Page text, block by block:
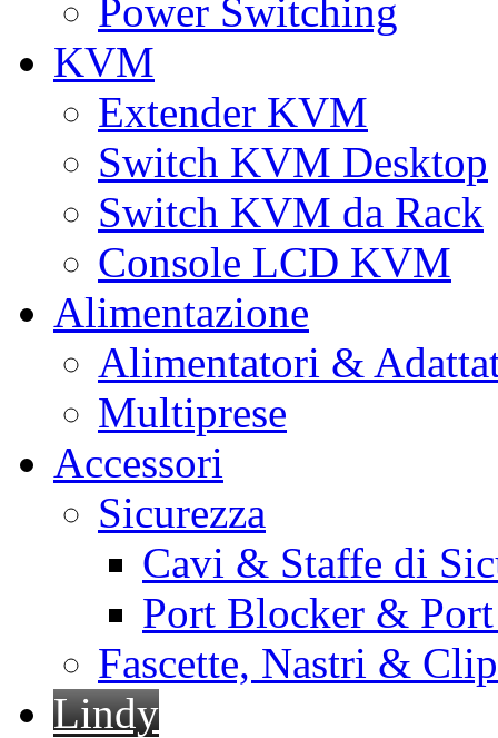
Power Switching
KVM
Extender KVM
Switch KVM Desktop
Switch KVM da Rack
Console LCD KVM
Alimentazione
Alimentatori &
Multiprese
Accessori
Sicurezza
Cavi & Staffe di
Port Blocker &
Fascette, Nastri &
Lindy